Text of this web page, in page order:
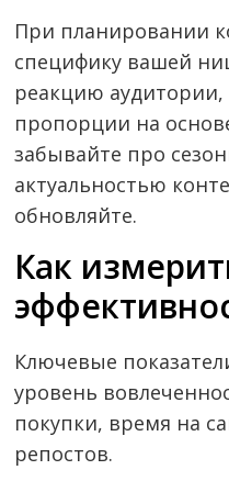
При планировании
специфику вашей
реакцию аудитории,
пропорции на
забывайте про
актуальностью
обновляйте.
Как
Ключевые
уровень
покупки, время на
репостов.